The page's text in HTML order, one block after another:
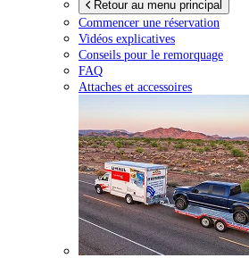
Retour au menu principal
Commencer une réservation
Vidéos explicatives
Conseils pour le remorquage
FAQ
Attaches et accessoires